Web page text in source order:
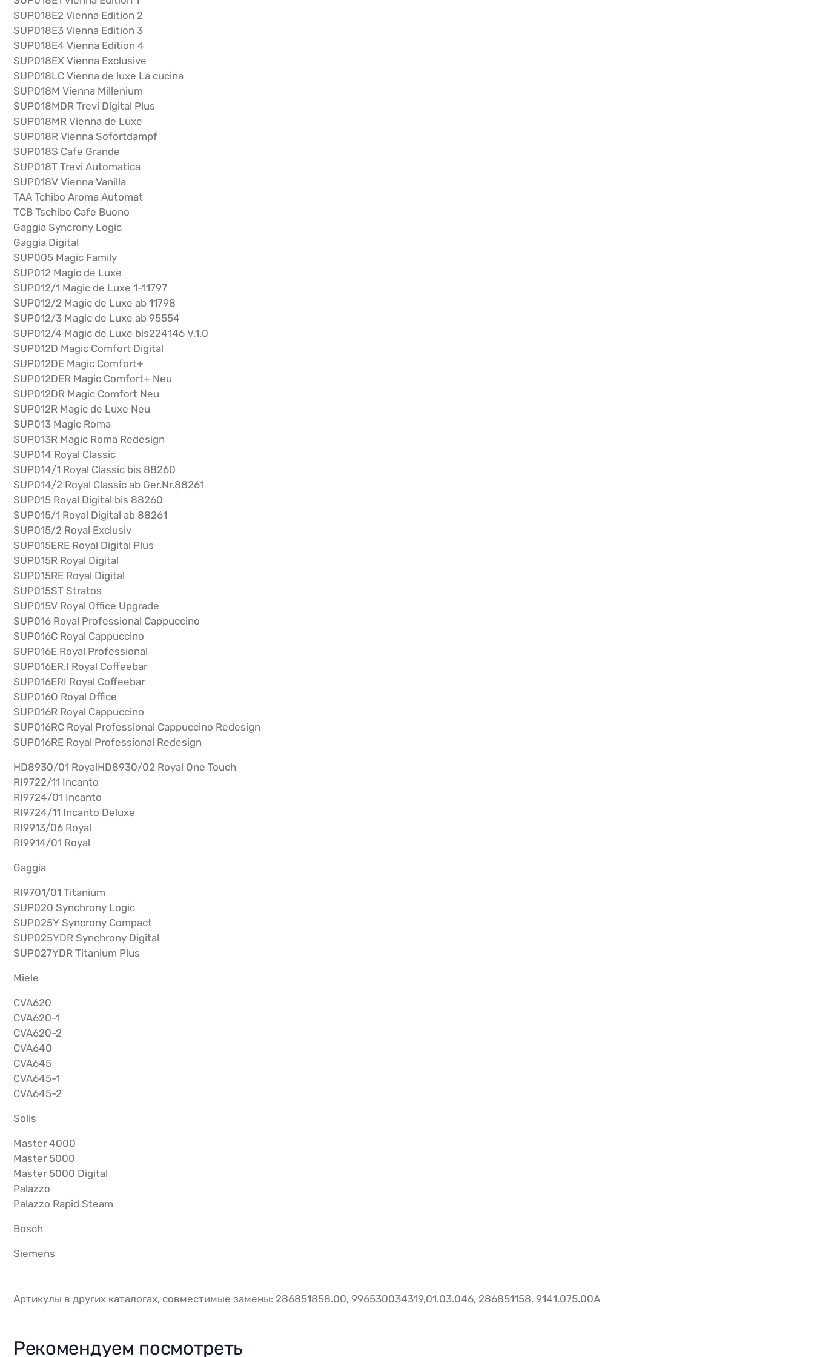
SUP018E2 Vienna Edition 2
SUP018E3 Vienna Edition 3
SUP018E4 Vienna Edition 4
SUP018EX Vienna Exclusive
SUP018LC Vienna de luxe La cucina
SUP018M Vienna Millenium
SUP018MDR Trevi Digital Plus
SUP018MR Vienna de Luxe
SUP018R Vienna Sofortdampf
SUP018S Cafe Grande
SUP018T Trevi Automatica
SUP018V Vienna Vanilla
TAA Tchibo Aroma Automat
TCB Tschibo Cafe Buono
Gaggia Syncrony Logic
Gaggia Digital
SUP005 Magic Family
SUP012 Magic de Luxe
SUP012/1 Magic de Luxe 1-11797
SUP012/2 Magic de Luxe ab 11798
SUP012/3 Magic de Luxe ab 95554
SUP012/4 Magic de Luxe bis224146 V.1.0
SUP012D Magic Comfort Digital
SUP012DE Magic Comfort+
SUP012DER Magic Comfort+ Neu
SUP012DR Magic Comfort Neu
SUP012R Magic de Luxe Neu
SUP013 Magic Roma
SUP013R Magic Roma Redesign
SUP014 Royal Classic
SUP014/1 Royal Classic bis 88260
SUP014/2 Royal Classic ab Ger.Nr.88261
SUP015 Royal Digital bis 88260
SUP015/1 Royal Digital ab 88261
SUP015/2 Royal Exclusiv
SUP015ERE Royal Digital Plus
SUP015R Royal Digital
SUP015RE Royal Digital
SUP015ST Stratos
SUP015V Royal Office Upgrade
SUP016 Royal Professional Cappuccino
SUP016C Royal Cappuccino
SUP016E Royal Professional
SUP016ER.I Royal Coffeebar
SUP016ERI Royal Coffeebar
SUP016O Royal Office
SUP016R Royal Cappuccino
SUP016RC Royal Professional Cappuccino Redesign
SUP016RE Royal Professional Redesign
HD8930/01 RoyalHD8930/02 Royal One Touch
RI9722/11 Incanto
RI9724/01 Incanto
RI9724/11 Incanto Deluxe
RI9913/06 Royal
RI9914/01 Royal
Gaggia
RI9701/01 Titanium
SUP020 Synchrony Logic
SUP025Y Syncrony Compact
SUP025YDR Synchrony Digital
SUP027YDR Titanium Plus
Miele
CVA620
CVA620-1
CVA620-2
CVA640
CVA645
CVA645-1
CVA645-2
Solis
Master 4000
Master 5000
Master 5000 Digital
Palazzo
Palazzo Rapid Steam
Bosch
Siemens
Артикулы в других каталогах, совместимые замены: 286851858.00, 996530034319,01.03.046, 286851158, 9141.075.00A
Рекомендуем посмотреть